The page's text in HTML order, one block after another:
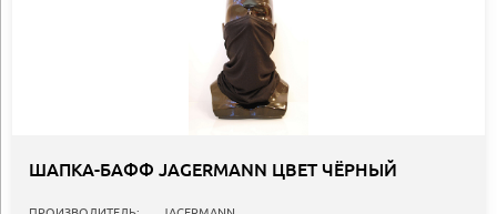
ШАПКА-БАФФ JAGERMANN ЦВЕТ ЧЁРНЫЙ